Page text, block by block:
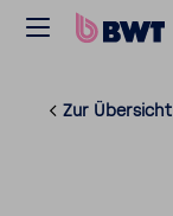
Zur Über­sicht